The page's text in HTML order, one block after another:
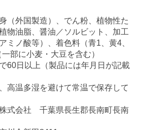
（外国製造）、でん粉、植物性た
物油脂、醤油／ソルビット、加工
ミノ酸等）、着色料（青1、黄4、
部に小麦・大豆を含む）
60日以上（製品には年月日が記載
高温多湿を避けて常温で保存して
式会社 千葉県長生郡長南町長南